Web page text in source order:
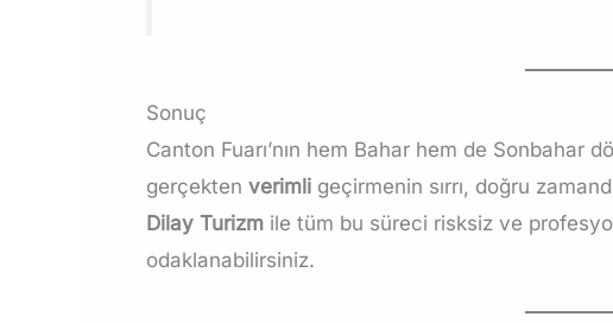
Sonuç
Canton Fuarı’nın hem Bahar hem de Sonbahar
gerçekten verimli geçirmenin sırrı, doğru
Dilay Turizm ile tüm bu süreci risksiz ve
odaklanabilirsiniz.